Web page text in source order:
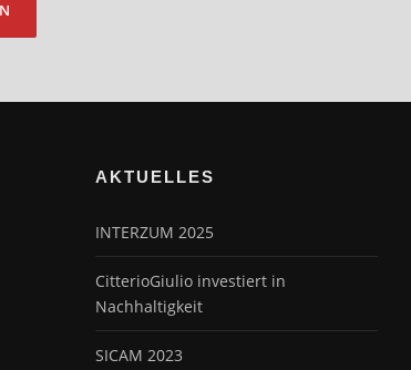
AKTUELLES
INTERZUM 2025
CitterioGiulio investiert in
Nachhaltigkeit
SICAM 2023